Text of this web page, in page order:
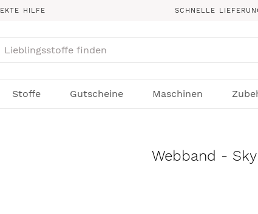
HILFE SCHNELLE
Stoffe Gutscheine Maschinen
Webband -